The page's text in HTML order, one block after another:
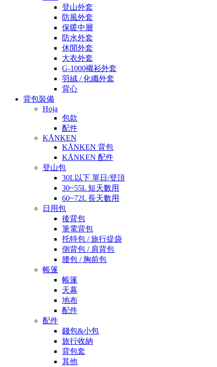
登山外套
防風外套
保暖中層
防水外套
休閒外套
大衣外套
G-1000襯衫外套
羽絨 / 化纖外套
背心
背包裝備
Hoja
包款
配件
KÅNKEN
KÅNKEN 背包
KÅNKEN 配件
登山包
30L以下 單日/登頂
30~55L 短天數用
60~72L 長天數用
日用包
後背包
筆電背包
托特包 / 旅行提袋
側背包 / 肩背包
腰包 / 胸前包
帳篷
帳篷
天幕
地布
配件
配件
錢包&小包
旅行收納
背包套
其他